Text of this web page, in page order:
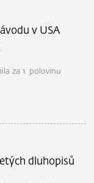
v USA
za 1. polovinu
dluhopisů